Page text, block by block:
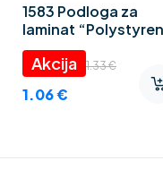
1583 Podloga za
laminat
foam” 3 mm
1.33€
1.06€